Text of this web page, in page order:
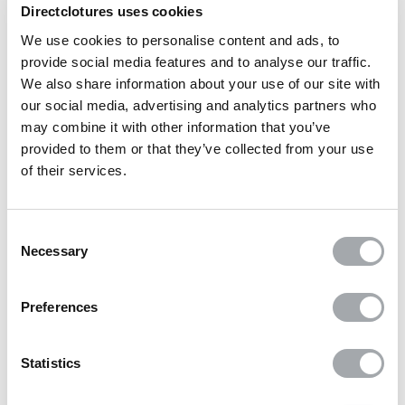
Directclotures uses cookies
We use cookies to personalise content and ads, to
provide social media features and to analyse our traffic.
We also share information about your use of our site with
our social media, advertising and analytics partners who
may combine it with other information that you’ve
provided to them or that they’ve collected from your use
of their services.
Selection
Necessary
Preferences
Statistics
Grâce au certificatISO 9001(obtenu pour toutes les usines), les
clients sont toujours sûrs de bénéficier de produits de la meilleure
qualité.
Cela permet à Betafence de garantir 10 ans ses produits, selon les
gammes, contre la corrosion ou tout vice de fabrication.Cette
garantie est par ailleurs reprise sur toutes les étiquettes des
produits.
- Dimension des mailles : du bord du fil au bord du fil, et non de
- Epaisseur de la tôle du poteau